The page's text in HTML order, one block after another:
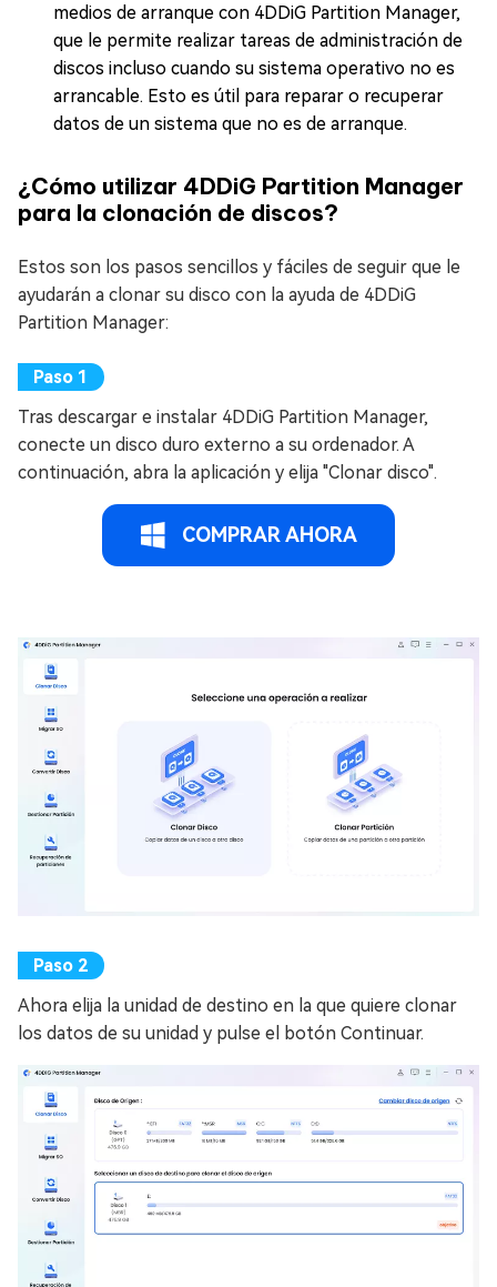
medios de arranque con 4DDiG Partition Manager,
que le permite realizar tareas de administración de
discos incluso cuando su sistema operativo no es
arrancable. Esto es útil para reparar o recuperar
datos de un sistema que no es de arranque.
¿Cómo utilizar 4DDiG Partition Manager
para la clonación de discos?
Estos son los pasos sencillos y fáciles de seguir que le
ayudarán a clonar su disco con la ayuda de 4DDiG
Partition Manager:
Tras descargar e instalar 4DDiG Partition Manager,
conecte un disco duro externo a su ordenador. A
continuación, abra la aplicación y elija "Clonar disco".
COMPRAR AHORA
Ahora elija la unidad de destino en la que quiere clonar
los datos de su unidad y pulse el botón Continuar.